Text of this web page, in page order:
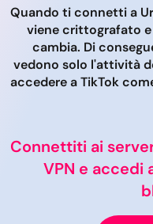
Quando ti connetti a
viene crittografato
cambia. Di
vedono solo l'attività
accedere a TikTok
Connettiti ai
VPN e accedi